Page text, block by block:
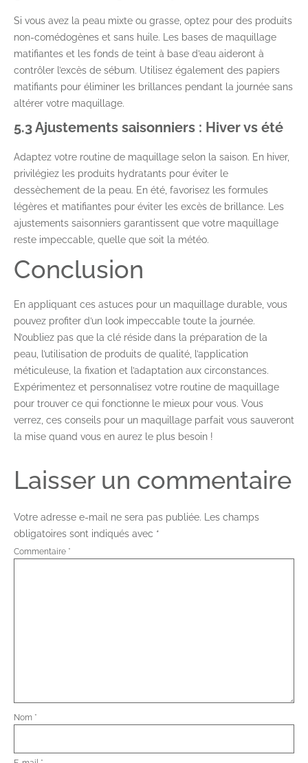
Si vous avez la peau mixte ou grasse, optez pour des produits
non-comédogènes et sans huile. Les bases de maquillage
matifiantes et les fonds de teint à base d’eau aideront à
contrôler l’excès de sébum. Utilisez également des papiers
matifiants pour éliminer les brillances pendant la journée sans
altérer votre maquillage.
5.3 Ajustements saisonniers : Hiver vs été
Adaptez votre routine de maquillage selon la saison. En hiver,
privilégiez les produits hydratants pour éviter le
dessèchement de la peau. En été, favorisez les formules
légères et matifiantes pour éviter les excès de brillance. Les
ajustements saisonniers garantissent que votre maquillage
reste impeccable, quelle que soit la météo.
Conclusion
En appliquant ces astuces pour un maquillage durable, vous
pouvez profiter d’un look impeccable toute la journée.
N’oubliez pas que la clé réside dans la préparation de la
peau, l’utilisation de produits de qualité, l’application
méticuleuse, la fixation et l’adaptation aux circonstances.
Expérimentez et personnalisez votre routine de maquillage
pour trouver ce qui fonctionne le mieux pour vous. Vous
verrez, ces conseils pour un maquillage parfait vous sauveront
la mise quand vous en aurez le plus besoin !
Laisser un commentaire
Votre adresse e-mail ne sera pas publiée. Les champs
obligatoires sont indiqués avec *
Commentaire *
Nom *